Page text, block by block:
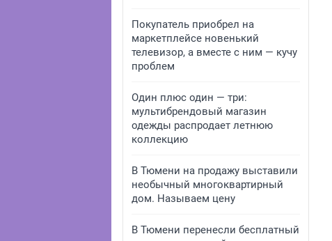
Покупатель приобрел на
маркетплейсе новенький
телевизор, а вместе с ним — кучу
проблем
Один плюс один — три:
мультибрендовый магазин
одежды распродает летнюю
коллекцию
В Тюмени на продажу выставили
необычный многоквартирный
дом. Называем цену
В Тюмени перенесли бесплатный